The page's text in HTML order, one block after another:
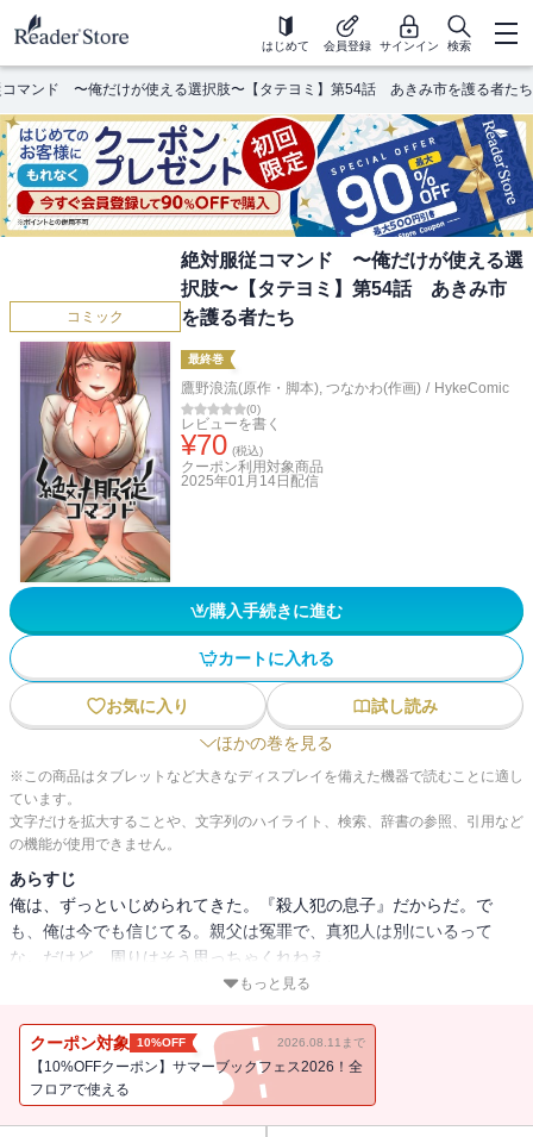
はじめて 会員登録 サインイン 検索
コマンド 〜俺だけが使える選択肢〜【タテヨミ】第54話 あきみ市を護る者たち
コミック
絶対服従コマンド 〜俺だけが使える選
択肢〜【タテヨミ】第54話 あきみ市
を護る者たち
最終巻
鷹野浪流(原作・脚本), つなかわ(作画) / HykeComic
(0)
レビューを書く
¥70 (税込)
クーポン利用対象商品
2025年01月14日 配信
購入手続きに進む
カートに入れる
お気に入り
試し読み
ほかの巻を見る
※この商品はタブレットなど大きなディスプレイを備えた機器で読むことに適し
ています。
文字だけを拡大することや、文字列のハイライト、検索、辞書の参照、引用など
の機能が使用できません。
あらすじ
俺は、ずっといじめられてきた。『殺人犯の息子』だからだ。で
も、俺は今でも信じてる。親父は冤罪で、真犯人は別にいるって
な。だけど、周りはそう思っちゃくれねえ。
に奇妙なウィンドウが浮かんでいることに気づく。
『はなす しらべる とる つかう』
おい、なんだよこれ……？
もっと見る
クーポン対象 10%OFF 2026.08.11まで
【10%OFFクーポン】サマーブックフェス2026！全
フロアで使える